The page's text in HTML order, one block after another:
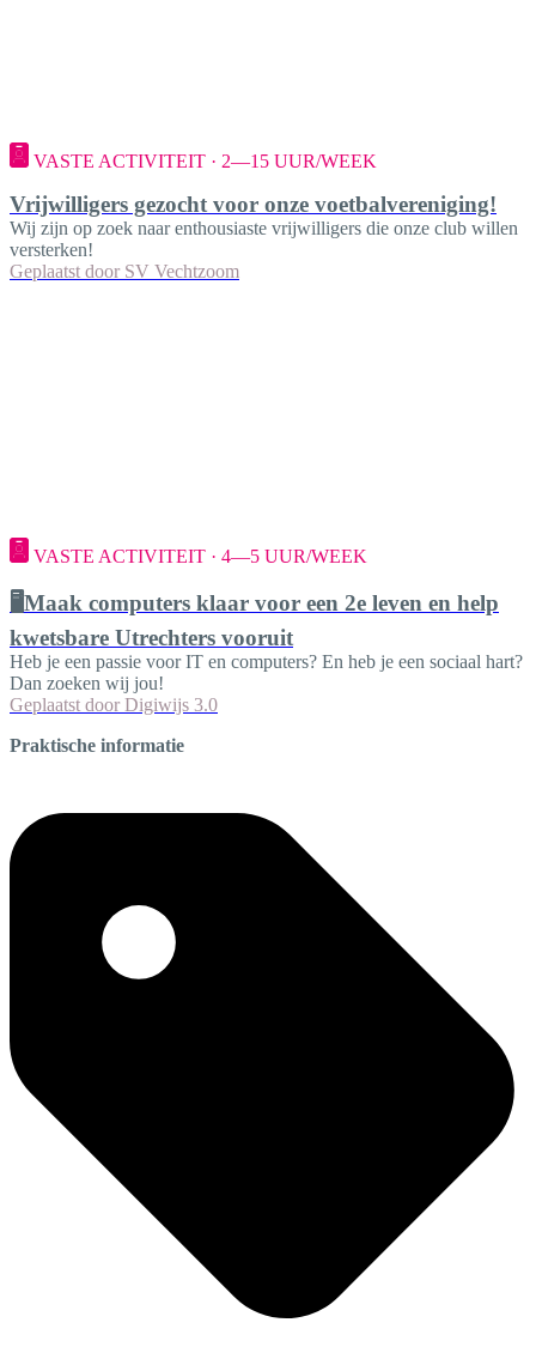
VASTE ACTIVITEIT · 2—15 UUR/WEEK
Vrijwilligers gezocht voor onze voetbalvereniging!
Wij zijn op zoek naar enthousiaste vrijwilligers die onze club willen
versterken!
Geplaatst door SV Vechtzoom
VASTE ACTIVITEIT · 4—5 UUR/WEEK
🖥️Maak computers klaar voor een 2e leven en help
kwetsbare Utrechters vooruit
Heb je een passie voor IT en computers? En heb je een sociaal hart?
Dan zoeken wij jou!
Geplaatst door Digiwijs 3.0
Praktische informatie